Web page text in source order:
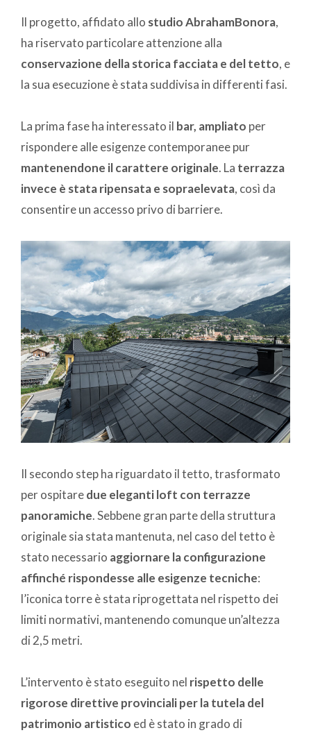
Il progetto, affidato allo studio AbrahamBonora,
ha riservato particolare attenzione alla
conservazione della storica facciata e del tetto, e
la sua esecuzione è stata suddivisa in differenti fasi.
La prima fase ha interessato il bar, ampliato per
rispondere alle esigenze contemporanee pur
mantenendone il carattere originale. La terrazza
invece è stata ripensata e sopraelevata, così da
consentire un accesso privo di barriere.
Il secondo step ha riguardato il tetto, trasformato
per ospitaredue eleganti loft con terrazze
panoramiche. Sebbene gran parte della struttura
originale sia stata mantenuta, nel caso del tetto è
stato necessario aggiornare la configurazione
affinché rispondesse alle esigenze tecniche:
l’iconica torre è stata riprogettata nel rispetto dei
limiti normativi, mantenendo comunque un’altezza
di 2,5 metri.
L’intervento è stato eseguito nel rispetto delle
rigorose direttive provinciali per la tutela del
patrimonio artistico ed è stato in grado di